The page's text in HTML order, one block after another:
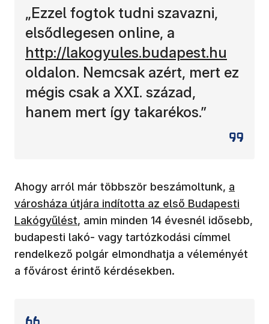
„Ezzel fogtok tudni szavazni,
elsődlegesen online, a
http://lakogyules.budapest.hu
oldalon. Nemcsak azért, mert ez
mégis csak a XXI. század,
hanem mert így takarékos.”
Ahogy arról már többször beszámoltunk, (új
a
városháza útjára indította az első Budapesti
Lakógyűlést, amin minden 14 évesnél idősebb,
budapesti lakó- vagy tartózkodási címmel
rendelkező polgár elmondhatja a véleményét
a fővárost érintő kérdésekben.